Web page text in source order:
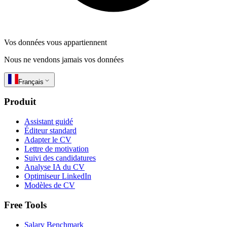
Vos données vous appartiennent
Nous ne vendons jamais vos données
Français
Produit
Assistant guidé
Éditeur standard
Adapter le CV
Lettre de motivation
Suivi des candidatures
Analyse IA du CV
Optimiseur LinkedIn
Modèles de CV
Free Tools
Salary Benchmark